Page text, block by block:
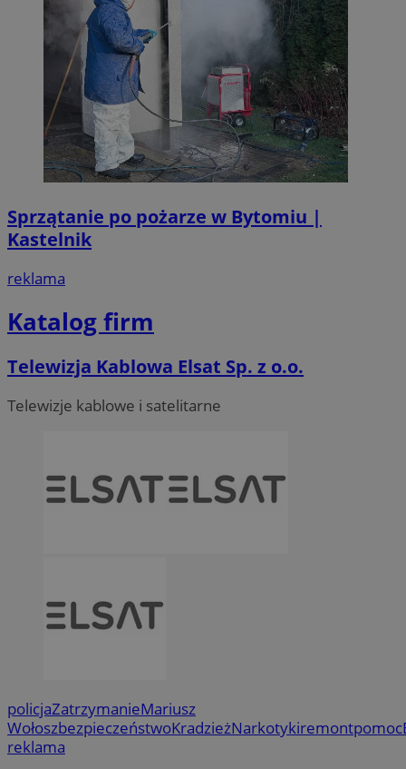
Sprzątanie po pożarze w Bytomiu |
Kastelnik
reklama
Katalog firm
Telewizja Kablowa Elsat Sp. z o.o.
Telewizje kablowe i satelitarne
policjaZatrzymanieMariusz
WołoszbezpieczeństwoKradzieżNarkotykiremontpomoc
reklama